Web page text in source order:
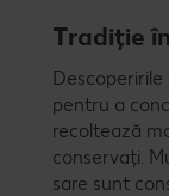
Tradiție
Descoperirile
pentru a
recoltează
conservați.
sare sunt